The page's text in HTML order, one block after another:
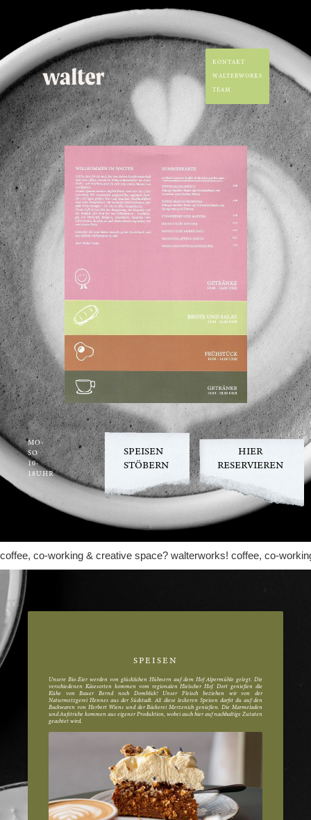
KONTAKT
WALTERWORKS
TEAM
MO-
SO
10-
18UHR
SPEISEN
STÖBERN
HIER
RESERVIEREN
coffee, co-working & creative space? walterworks! coffee, co-
SPEISEN
Unsere Bio-Eier werden von glücklichen Hühnern auf dem Hof Alpermühle gelegt. Die
verschiedenen Käsesorten kommen vom regionalen Hielscher Hof. Dort genießen die
Kühe von Bauer Bernd noch Domblick! Unser Fleisch beziehen wir von der
Naturmetzgerei Hennes aus der Südstadt. All diese leckeren Speisen darfst du auf den
Backwaren von Herbert Wiens und der Bäckerei Merzenich genießen. Die Marmeladen
und Aufstriche kommen aus eigener Produktion, wobei auch hier auf nachhaltige Zutaten
geachtet wird.